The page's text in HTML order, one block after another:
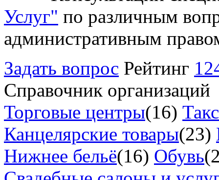
Услуг" по различным
административным
Задать вопрос Рейтинг
Справочник организаций
Торговые центры(16)
Канцелярские товары(23)
Нижнее бельё(16) Обувь